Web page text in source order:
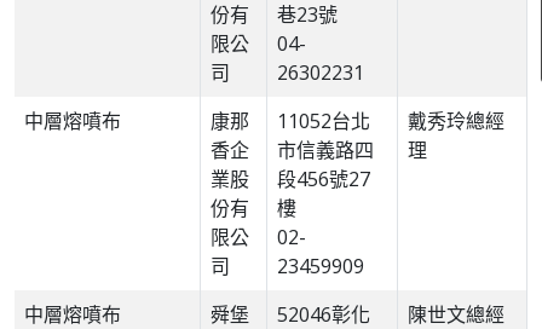
份有
限公
司
巷23號
04-
26302231
中層熔噴布
康那
香企
業股
份有
限公
司
11052台北
市信義路四
段456號27
樓
02-
23459909
戴秀玲總經
理
中層熔噴布
舜堡
52046彰化
陳世文總經